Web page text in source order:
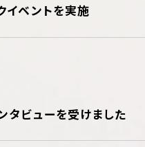
イベントを実施
タビューを受けました